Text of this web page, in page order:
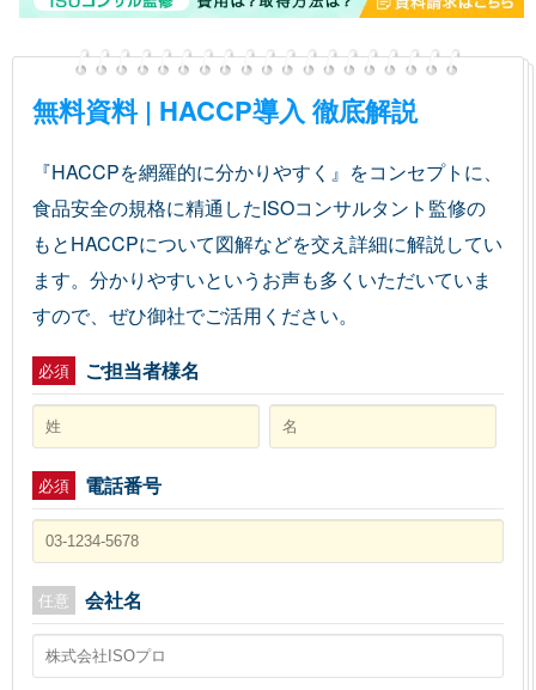
無料資料 | HACCP導入 徹底解説
『HACCPを網羅的に分かりやすく』をコンセプトに、
食品安全の規格に精通したISOコンサルタント監修の
もとHACCPについて図解などを交え詳細に解説してい
ます。分かりやすいというお声も多くいただいていま
すので、ぜひ御社でご活用ください。
必須 ご担当者様名
必須 電話番号
任意 会社名